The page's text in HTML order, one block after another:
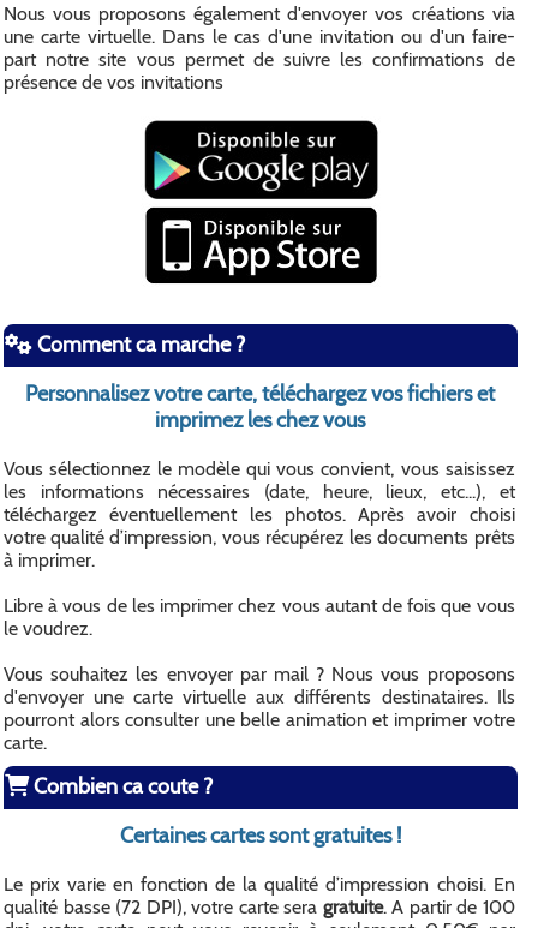
Nous vous proposons également d'envoyer vos créations via
une carte virtuelle. Dans le cas d'une invitation ou d'un faire-
part notre site vous permet de suivre les confirmations de
présence de vos invitations
Comment ca marche ?
Personnalisez votre carte, téléchargez vos fichiers et
imprimez les chez vous
Vous sélectionnez le modèle qui vous convient, vous saisissez
les informations nécessaires (date, heure, lieux, etc...), et
téléchargez éventuellement les photos. Après avoir choisi
votre qualité d’impression, vous récupérez les documents prêts
à imprimer.
Libre à vous de les imprimer chez vous autant de fois que vous
le voudrez.
Vous souhaitez les envoyer par mail ? Nous vous proposons
d'envoyer une carte virtuelle aux différents destinataires. Ils
pourront alors consulter une belle animation et imprimer votre
carte.
Combien ca coute ?
Certaines cartes sont gratuites !
Le prix varie en fonction de la qualité d’impression choisi. En
qualité basse (72 DPI), votre carte sera gratuite. A partir de 100